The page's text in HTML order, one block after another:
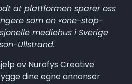
at plattformen sparer oss
som en «one-stop-
mediehus i Sverige
Ullstrand.
av Nurofys Creative
dine egne annonser